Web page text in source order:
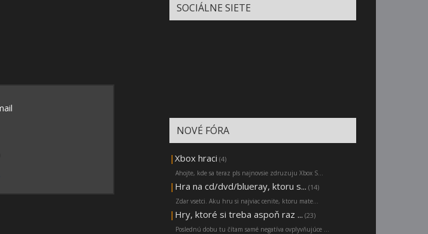
SOCIÁLNE SIETE
NOVÉ FÓRA
| Xbox hraci (4)
Ahojte, kde sa teraz pls najnovsie zdruzuju Xbox S...
| Hra na cd/dvd/blueray, ktoru s... (14)
Zdar vsetci. Aku hru si najviac cenite, ktoru mate...
| Hry, ktoré si treba aspoň raz ... (23)
Poslednú dobu tu čítam samé negatíva ovplyvňujúce ...